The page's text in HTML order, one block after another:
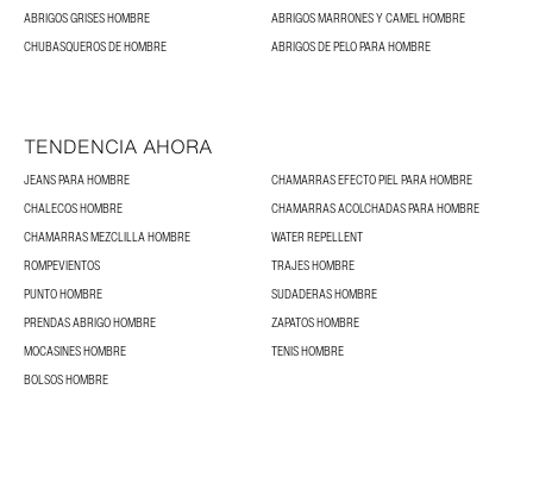
ABRIGOS GRISES HOMBRE
ABRIGOS MARRONES Y CAMEL HOMBRE
CHUBASQUEROS DE HOMBRE
ABRIGOS DE PELO PARA HOMBRE
TENDENCIA AHORA
JEANS PARA HOMBRE
CHAMARRAS EFECTO PIEL PARA HOMBRE
CHALECOS HOMBRE
CHAMARRAS ACOLCHADAS PARA HOMBRE
CHAMARRAS MEZCLILLA HOMBRE
WATER REPELLENT
ROMPEVIENTOS
TRAJES HOMBRE
PUNTO HOMBRE
SUDADERAS HOMBRE
PRENDAS ABRIGO HOMBRE
ZAPATOS HOMBRE
MOCASINES HOMBRE
TENIS HOMBRE
BOLSOS HOMBRE